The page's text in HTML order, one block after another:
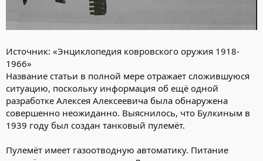
Источник: «Энциклопедия ковровского оружия 1918-
1966»
Название статьи в полной мере отражает сложившуюся
ситуацию, поскольку информация об ещё одной
разработке Алексея Алексеевича была обнаружена
совершенно неожиданно. Выяснилось, что Булкиным в
1939 году был создан танковый пулемёт.
Пулемёт имеет газоотводную автоматику. Питание